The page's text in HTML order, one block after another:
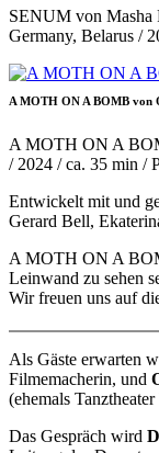
SENUM von Masha
Germany, Belarus /
A MOTH ON A BOMB von
A MOTH ON A
/ 2024 / ca. 35 min /
Entwickelt mit und
Gerard Bell,
A MOTH ON A
Leinwand zu sehen
Wir freuen uns auf
Als Gäste erwarten
Filmemacherin, und
(ehemals
Das Gespräch wird